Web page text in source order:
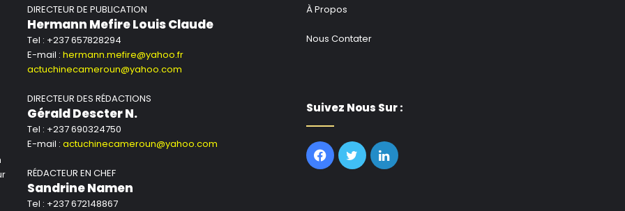
DIRECTEUR DE PUBLICATION
Hermann Mefire Louis Claude
Tel : +237 657828294
E-mail : hermann.mefire@yahoo.fr
actuchinecameroun@yahoo.com
DIRECTEUR DES RÉDACTIONS
Gérald Descter N.
Tel : +237 690324750
E-mail : actuchinecameroun@yahoo.com
RÉDACTEUR EN CHEF
Sandrine Namen
Tel : +237 672148867
À Propos
Nous Contater
Suivez Nous Sur :
Facebook
TwitterLinkedin